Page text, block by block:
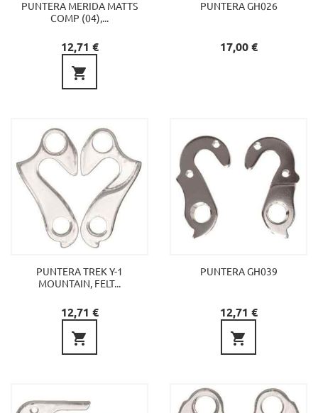
PUNTERA MERIDA MATTS
COMP (04),...
Preu
12,71 €

PUNTERA GH026
Preu
17,00 €
PUNTERA TREK Y-1
MOUNTAIN, FELT...
Preu
12,71 €

PUNTERA GH039
Preu
12,71 €
